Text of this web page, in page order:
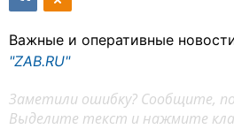
Важные и оперативные
"ZAB.RU"
Заметили ошибку? Сообщите,
Выделите текст и нажмите